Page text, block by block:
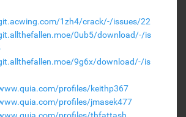
1zh4/crack/-/issues/22
0ub5/download/-/is
9g6x/download/-/is
profiles/keithp367
profiles/jmasek477